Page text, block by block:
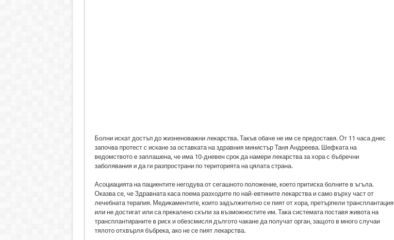
Болни искат достъп до жизненоважни лекарства. Такъв обаче не им се предоставя. От 11 часа днес
започва протест с искане за оставката на здравния министър Таня Андреева. Шефката на
ведомството е заплашена, че има 10-дневен срок да намери лекарства за хора с бъбречни
заболявания и да ги разпространи по територията на цялата страна.
Асоциацията на пациентите негодува от сегашното положение, което притиска болните в ъгъла.
Оказва се, че Здравната каса поема разходите по най-евтините лекарства и само върху част от
лечебната терапия. Медикаментите, които задължително се пият от хора, претърпели трансплантация
или не достигат или са прекалено скъпи за възможностите им. Така системата поставя живота на
трансплантираните в риск и обезсмисля дългото чакане да получат орган, защото в много случаи
тялото отхвърля бъбрека, ако не се пият лекарства.